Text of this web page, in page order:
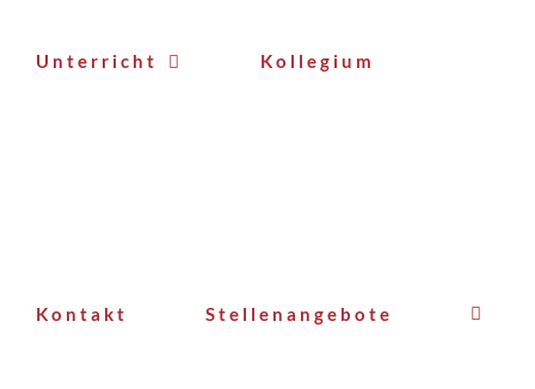
Unterricht Kollegium
Kontakt Stellenangebote